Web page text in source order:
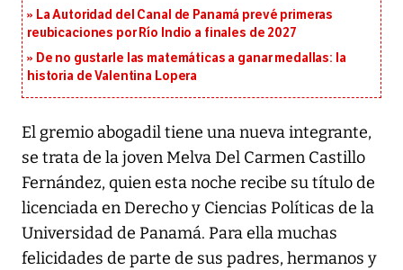
La Autoridad del Canal de Panamá prevé primeras
reubicaciones por Río Indio a finales de 2027
De no gustarle las matemáticas a ganar medallas: la
historia de Valentina Lopera
El gremio abogadil tiene una nueva integrante,
se trata de la joven Melva Del Carmen Castillo
Fernández, quien esta noche recibe su título de
licenciada en Derecho y Ciencias Políticas de la
Universidad de Panamá. Para ella muchas
felicidades de parte de sus padres, hermanos y